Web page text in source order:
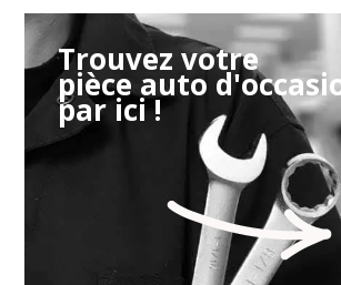
Trouvez votre
pièce auto
par ici !